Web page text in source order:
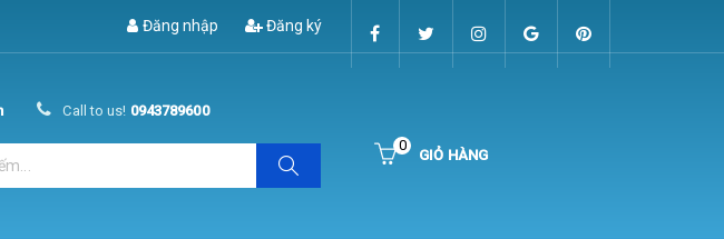
Đăng nhập Đăng ký
Call to us! 0943789600
GIỎ HÀNG
0